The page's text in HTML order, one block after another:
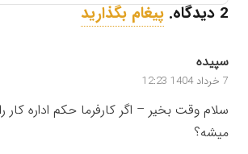
2 دیدگاه. پیغام بگذارید
سپیده
7 خرداد 1404 12:23
سلام وقت بخیر – اگر کارفرما حکم اداره کار
میشه؟